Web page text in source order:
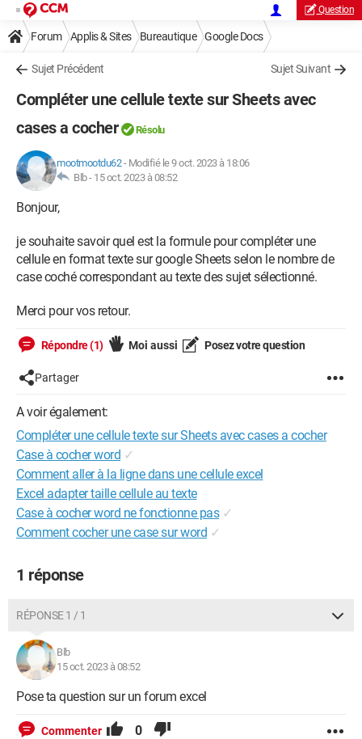
Question
Forum Applis & Sites Bureautique Google Docs
Sujet Précédent Sujet Suivant
Compléter une cellule texte sur Sheets avec
cases a cocher
Résolu
mootmootdu62- Modifié le 9 oct. 2023 à 18:06
Blb - 15 oct. 2023 à 08:52
Bonjour,
je souhaite savoir quel est la formule pour compléter une
cellule en format texte sur google Sheets selon le nombre de
case coché correspondant au texte des sujet sélectionné.
Merci pour vos retour.
Répondre (1) Moi aussi Posez votre question
Partager
A voir également:
Compléter une cellule texte sur Sheets avec cases a cocher
Case à cocher word ✓
Comment aller à la ligne dans une cellule excel
Excel adapter taille cellule au texte
Case à cocher word ne fonctionne pas ✓
Comment cocher une case sur word ✓
1 réponse
RÉPONSE 1 / 1
Blb
15 oct. 2023 à 08:52
Pose ta question sur un forum excel
Commenter 0